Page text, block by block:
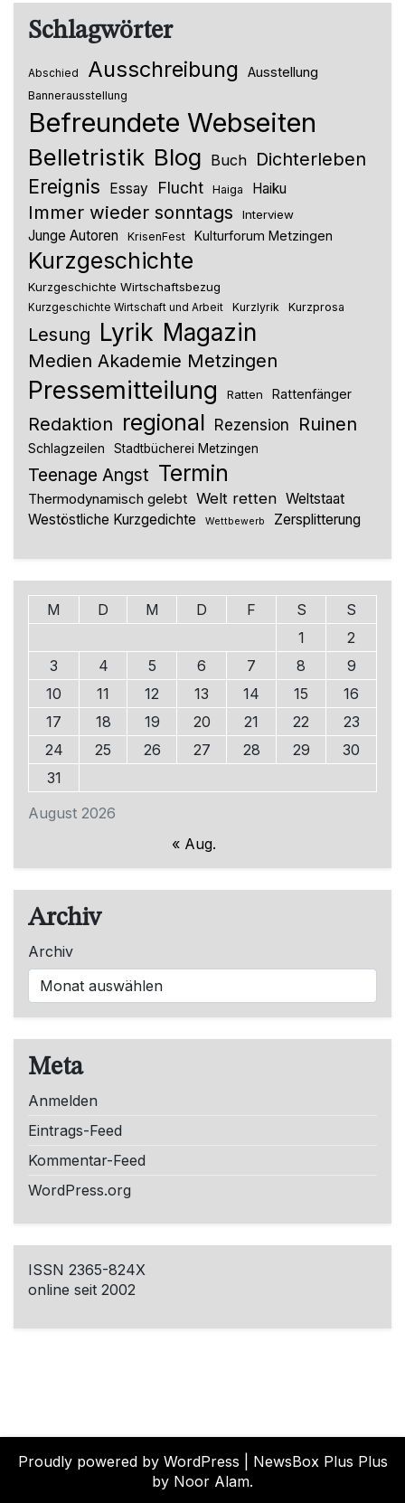
Schlagwörter
Abschied Ausschreibung Ausstellung
Bannerausstellung
Befreundete Webseiten
Belletristik Blog Buch Dichterleben
Ereignis Essay Flucht Haiga Haiku
Immer wieder sonntags Interview
Junge Autoren KrisenFest Kulturforum Metzingen
Kurzgeschichte
Kurzgeschichte Wirtschaftsbezug
Kurzgeschichte Wirtschaft und Arbeit Kurzlyrik Kurzprosa
Lesung Lyrik Magazin
Medien Akademie Metzingen
Pressemitteilung Ratten Rattenfänger
Redaktion regional Rezension Ruinen
Schlagzeilen Stadtbücherei Metzingen
Teenage Angst Termin
Thermodynamisch gelebt Welt retten Weltstaat
Westöstliche Kurzgedichte
Wettbewerb Zersplitterung
August 2026
M D M D F S
S
1
2
3
4 5 6 7 8
9
10
11 12 13 14 15
16
17
18 19 20 21 22
23
24
25 26 27 28 29
30
31
« Aug.
Archiv
Archiv
Meta
Anmelden
Eintrags-Feed
Kommentar-Feed
WordPress.org
ISSN 2365-824X
online seit 2002
Proudly powered by WordPress
NewsBox Plus Plus
by Noor Alam.